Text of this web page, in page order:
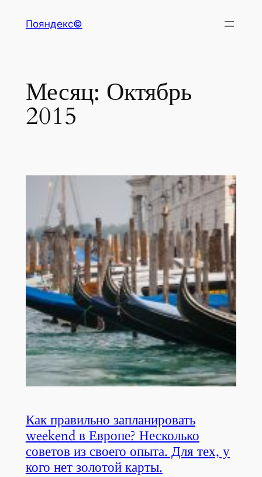
Пояндекс©
Месяц: Октябрь
2015
Как правильно запланировать
weekend в Европе? Несколько
советов из своего опыта. Для тех, у
кого нет золотой карты.